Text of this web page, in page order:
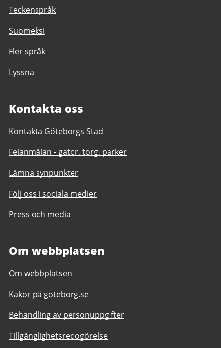
Teckenspråk
Suomeksi
Fler språk
Lyssna
Kontakta oss
Kontakta Göteborgs Stad
Felanmälan - gator, torg, parker
Lämna synpunkter
Följ oss i sociala medier
Press och media
Om webbplatsen
Om webbplatsen
Kakor på goteborg.se
Behandling av personuppgifter
Tillgänglighetsredogörelse